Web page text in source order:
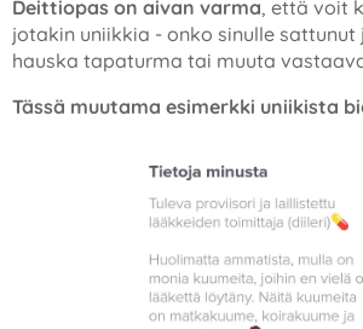
Deittiopas on aivan varma, että voit
jotakin uniikkia - onko sinulle sattunut
hauska tapaturma tai muuta
Tässä muutama esimerkki uniikista